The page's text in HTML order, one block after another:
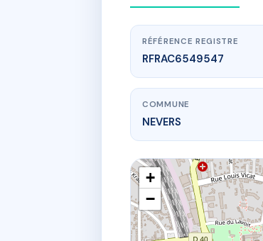
RÉFÉRENCE REGISTRE
RFRAC6549547
COMMUNE
NEVERS
+
−